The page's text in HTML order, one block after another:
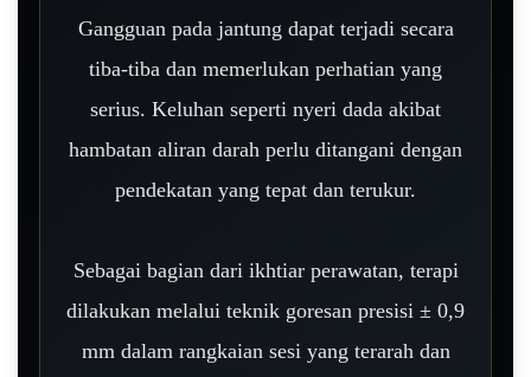
Gangguan pada jantung dapat terjadi secara
tiba-tiba dan memerlukan perhatian yang
serius. Keluhan seperti nyeri dada akibat
hambatan aliran darah perlu ditangani dengan
pendekatan yang tepat dan terukur.
Sebagai bagian dari ikhtiar perawatan, terapi
dilakukan melalui teknik goresan presisi ± 0,9
mm dalam rangkaian sesi yang terarah dan